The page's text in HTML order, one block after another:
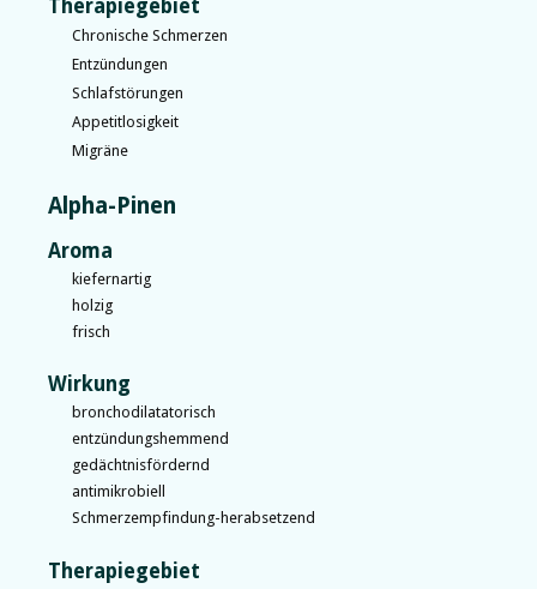
Therapiegebiet
Chronische Schmerzen
Entzündungen
Schlafstörungen
Appetitlosigkeit
Migräne
Alpha-Pinen
Aroma
kiefernartig
holzig
frisch
Wirkung
bronchodilatatorisch
entzündungshemmend
gedächtnisfördernd
antimikrobiell
Schmerzempfindung-herabsetzend
Therapiegebiet